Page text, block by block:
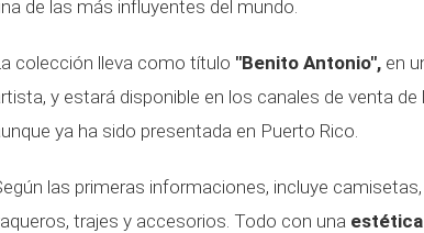
de las más influyentes del mundo.
colección lleva como título "Benito Antonio", en
y estará disponible en los canales de venta de
ya ha sido presentada en Puerto Rico.
las primeras informaciones, incluye
trajes y accesorios. Todo con una estética